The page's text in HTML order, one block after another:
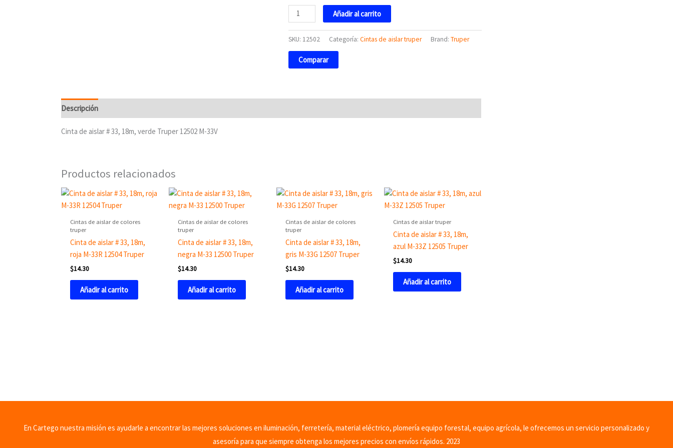
Truper
cantidad
Añadir al carrito
SKU: 12502 Categoría: Cintas de aislar truper Brand: Truper
Comparar
Descripción
Cinta de aislar # 33, 18m, verde Truper 12502 M-33V
Productos relacionados
Cintas de aislar de colores
truper
Cinta de aislar # 33, 18m,
roja M-33R 12504 Truper
$14.30
Añadir al carrito
Cintas de aislar de colores
truper
Cinta de aislar # 33, 18m,
negra M-33 12500 Truper
$14.30
Añadir al carrito
Cintas de aislar de colores
truper
Cinta de aislar # 33, 18m,
gris M-33G 12507 Truper
$14.30
Añadir al carrito
Cintas de aislar truper
Cinta de aislar # 33, 18m,
azul M-33Z 12505 Truper
$14.30
Añadir al carrito
En Cartego nuestra misión es ayudarle a encontrar las mejores soluciones en iluminación, ferretería, material eléctrico, plomería equipo forestal, equipo agrícola, le ofrecemos un servicio personalizado y
asesoría para que siempre obtenga los mejores precios con envíos rápidos. 2023